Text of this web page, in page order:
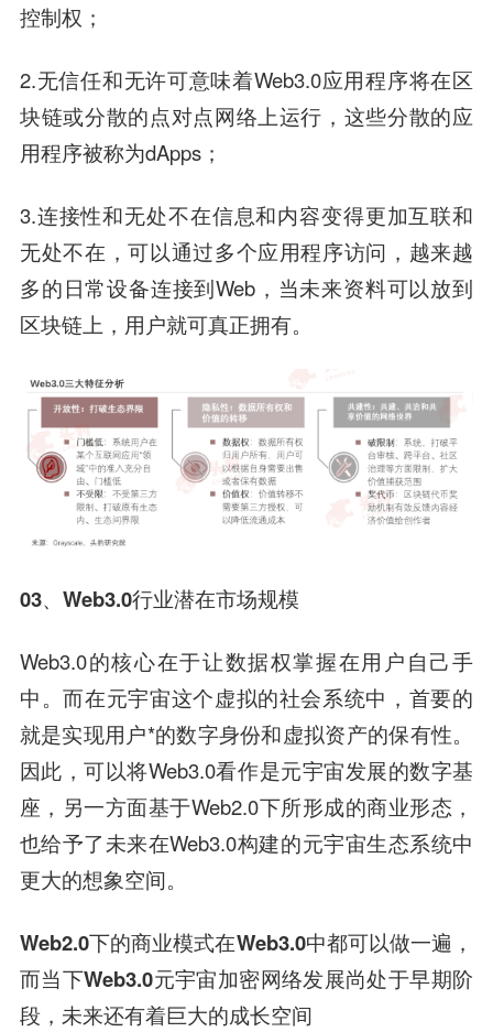
控制权；
2.无信任和无许可意味着Web3.0应用程序将在区
块链或分散的点对点网络上运行，这些分散的应
用程序被称为dApps；
3.连接性和无处不在信息和内容变得更加互联和
无处不在，可以通过多个应用程序访问，越来越
多的日常设备连接到Web，当未来资料可以放到
区块链上，用户就可真正拥有。
03、 Web3.0行业潜在市场规模
Web3.0的核心在于让数据权掌握在用户自己手
中。而在元宇宙这个虚拟的社会系统中，首要的
就是实现用户*的数字身份和虚拟资产的保有性。
因此，可以将Web3.0看作是元宇宙发展的数字基
座，另一方面基于Web2.0下所形成的商业形态，
也给予了未来在Web3.0构建的元宇宙生态系统中
更大的想象空间。
Web2.0下的商业模式在Web3.0中都可以做一遍，
而当下Web3.0元宇宙加密网络发展尚处于早期阶
段，未来还有着巨大的成长空间